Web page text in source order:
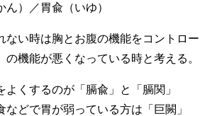
ん）／胃兪（いゆ）
い時は胸とお腹の機能をコントロー
の機能が悪くなっている時と考える。
よくするのが「膈兪」と「膈関」
などで胃が弱っている方は「巨闕」